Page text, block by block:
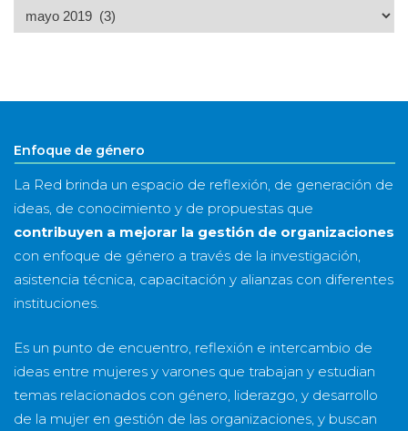
Archivo
por
año
Enfoque de género
La Red brinda un espacio de reflexión, de generación de
ideas, de conocimiento y de propuestas que
contribuyen a mejorar la gestión de organizaciones
con enfoque de género a través de la investigación,
asistencia técnica, capacitación y alianzas con diferentes
instituciones.
Es un punto de encuentro, reflexión e intercambio de
ideas entre mujeres y varones que trabajan y estudian
temas relacionados con género, liderazgo, y desarrollo
de la mujer en gestión de las organizaciones, y buscan